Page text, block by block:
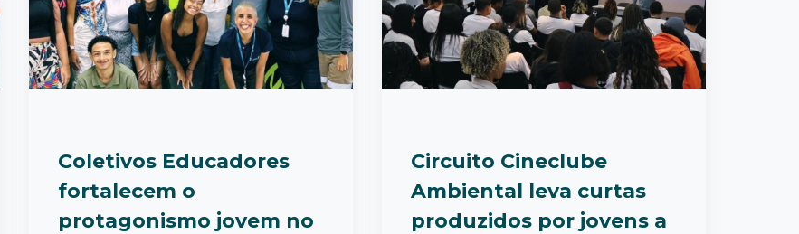
Coletivos Educadores
fortalecem o
protagonismo jovem no
Circuito Cineclube
Ambiental leva curtas
produzidos por jovens a